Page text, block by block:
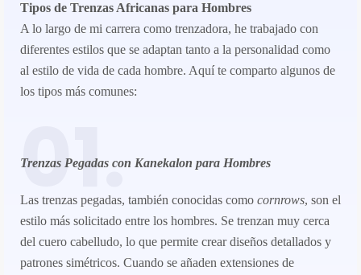
Tipos de Trenzas Africanas para Hombres
A lo largo de mi carrera como trenzadora, he trabajado con
diferentes estilos que se adaptan tanto a la personalidad como
al estilo de vida de cada hombre. Aquí te comparto algunos de
los tipos más comunes:
01.
Trenzas Pegadas con Kanekalon para Hombres
Las trenzas pegadas, también conocidas como cornrows, son el
estilo más solicitado entre los hombres. Se trenzan muy cerca
del cuero cabelludo, lo que permite crear diseños detallados y
patrones simétricos. Cuando se añaden extensiones de